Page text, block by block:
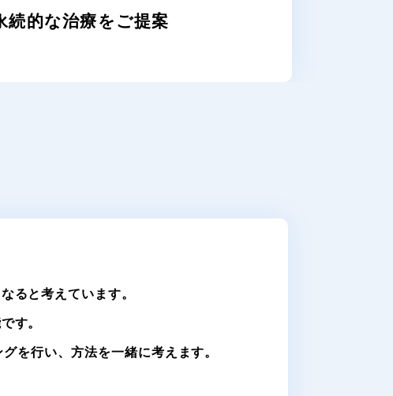
続的な治療をご提案
ると考えています。
す。
を行い、方法を一緒に考えます。